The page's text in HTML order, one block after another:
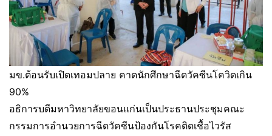
มข.ต้อนรับเปิดเทอมปลาย คาดนักศึกษาฉีดวัคซีนโควิดเกิน
90%
อธิการบดีมหาวิทยาลัยขอนแก่นเป็นประธานประชุมคณะ
กรรมการอำนวยการฉีดวัคซีนป้องกันโรคติดเชื้อไวรัส